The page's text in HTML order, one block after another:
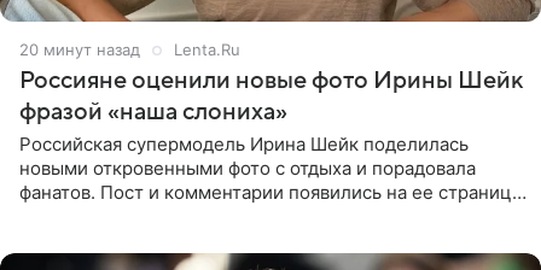
20 минут назад Lenta.Ru
Россияне оценили новые фото Ирины Шейк
фразой «наша слониха»
Российская супермодель Ирина Шейк поделилась
новыми откровенными фото с отдыха и порадовала
фанатов. Пост и комментарии появились на ее странице